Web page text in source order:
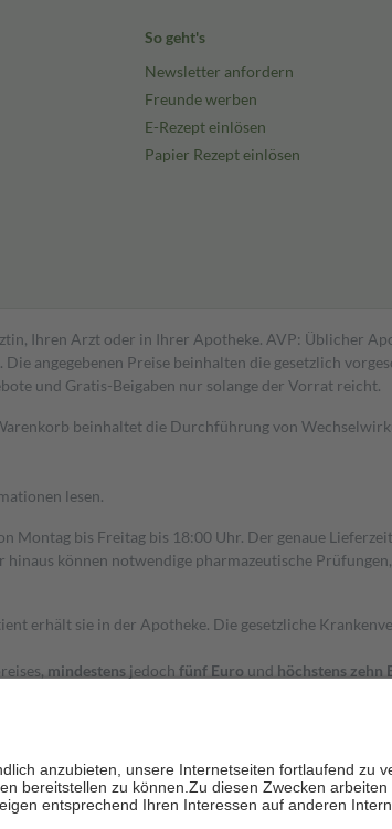
So geht's
Newsletter anfordern
Freunde werben
E-Rezept einlösen
Papier Rezept einlösen
Ihren Arzt oder in Ihrer Apotheke. AVP: Üblicher
angegebenen Preise beinhalten die gesetzlich
und Gratis-Beigaben nur solange der Vorrat reicht.
beinhaltet die Durchführung von
lesen.
Montag bis Freitag bis 18:00 Uhr. Der genaue
können notwendige pharmazeutische
erhält sie in der Apotheke. Die gesetzliche
mindestens jedoch fünf Euro und höchstens zehn
Stellung der Familie zu unterstützen, fallen